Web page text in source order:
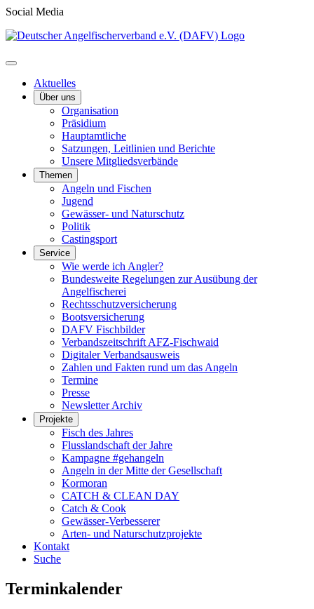
Social Media
Aktuelles
Über uns
Organisation
Präsidium
Hauptamtliche
Satzungen, Leitlinien und Berichte
Unsere Mitgliedsverbände
Themen
Angeln und Fischen
Jugend
Gewässer- und Naturschutz
Politik
Castingsport
Service
Wie werde ich Angler?
Bundesweite Regelungen zur Ausübung der
Angelfischerei
Rechtsschutzversicherung
Bootsversicherung
DAFV Fischbilder
Verbandszeitschrift AFZ-Fischwaid
Digitaler Verbandsausweis
Zahlen und Fakten rund um das Angeln
Termine
Presse
Newsletter Archiv
Projekte
Fisch des Jahres
Flusslandschaft der Jahre
Kampagne #gehangeln
Angeln in der Mitte der Gesellschaft
Kormoran
CATCH & CLEAN DAY
Catch & Cook
Gewässer-Verbesserer
Arten- und Naturschutzprojekte
Kontakt
Suche
Terminkalender